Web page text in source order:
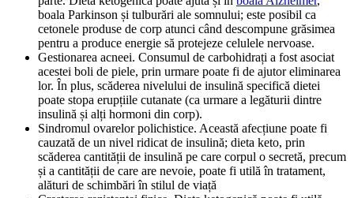
boala Parkinson și tulburări ale somnului; este posibil ca
cetonele produse de corp atunci când descompune grăsimea
pentru a produce energie să protejeze celulele nervoase.
Gestionarea acneei. Consumul de carbohidrați a fost asociat
acestei boli de piele, prin urmare poate fi de ajutor eliminarea
lor. În plus, scăderea nivelului de insulină specifică dietei
poate stopa erupțiile cutanate (ca urmare a legăturii dintre
insulină și alți hormoni din corp).
Sindromul ovarelor polichistice. Această afecțiune poate fi
cauzată de un nivel ridicat de insulină; dieta keto, prin
scăderea cantității de insulină pe care corpul o secretă, precum
și a cantității de care are nevoie, poate fi utilă în tratament,
alături de schimbări în stilul de viață